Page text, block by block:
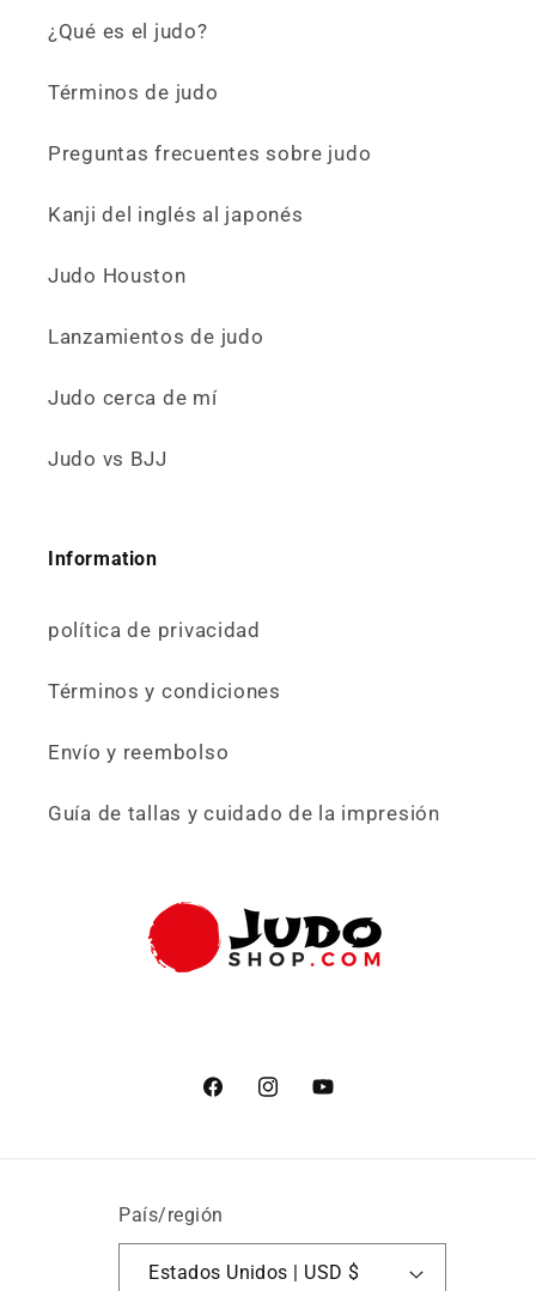
¿Qué es el judo?
Términos de judo
Preguntas frecuentes sobre judo
Kanji del inglés al japonés
Judo Houston
Lanzamientos de judo
Judo cerca de mí
Judo vs BJJ
Information
política de privacidad
Términos y condiciones
Envío y reembolso
Guía de tallas y cuidado de la impresión
FacebookInstagramYouTube
País/región
Estados Unidos | USD $